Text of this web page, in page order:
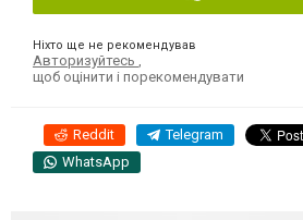
Ніхто ще не рекомендував
Авторизуйтесь
щоб оцінити і порекомендувати
Reddit Telegram
WhatsApp